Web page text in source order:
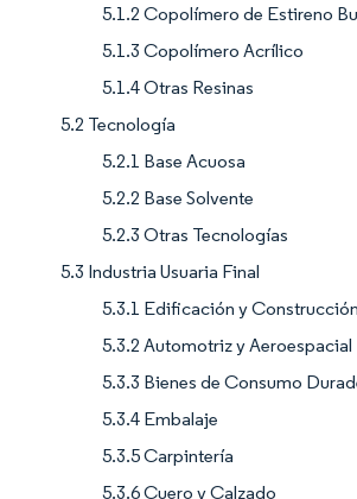
5.1.2 Copolímero de Estireno
5.1.3 Copolímero Acrílico
5.1.4 Otras Resinas
5.2 Tecnología
5.2.1 Base Acuosa
5.2.2 Base Solvente
5.2.3 Otras Tecnologías
5.3 Industria Usuaria Final
5.3.1 Edificación y Construcción
5.3.2 Automotriz y Aeroespacial
5.3.3 Bienes de Consumo
5.3.4 Embalaje
5.3.5 Carpintería
5.3.6 Cuero y Calzado